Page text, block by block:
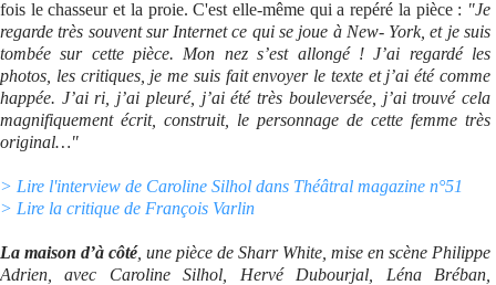
Abonnement▼
Se connecter
fois le chasseur et la proie. C'est elle-même qui a repéré la pièce : "Je
regarde très souvent sur Internet ce qui se joue à New- York, et je suis
tombée sur cette pièce. Mon nez s’est allongé ! J’ai regardé les
photos, les critiques, je me suis fait envoyer le texte et j’ai été comme
happée. J’ai ri, j’ai pleuré, j’ai été très bouleversée, j’ai trouvé cela
magnifiquement écrit, construit, le personnage de cette femme très
original…"
> Lire l'interview de Caroline Silhol dans Théâtral magazine n°51
> Lire la critique de François Varlin
La maison d’à côté, une pièce de Sharr White, mise en scène Philippe
Adrien, avec Caroline Silhol, Hervé Dubourjal, Léna Bréban,